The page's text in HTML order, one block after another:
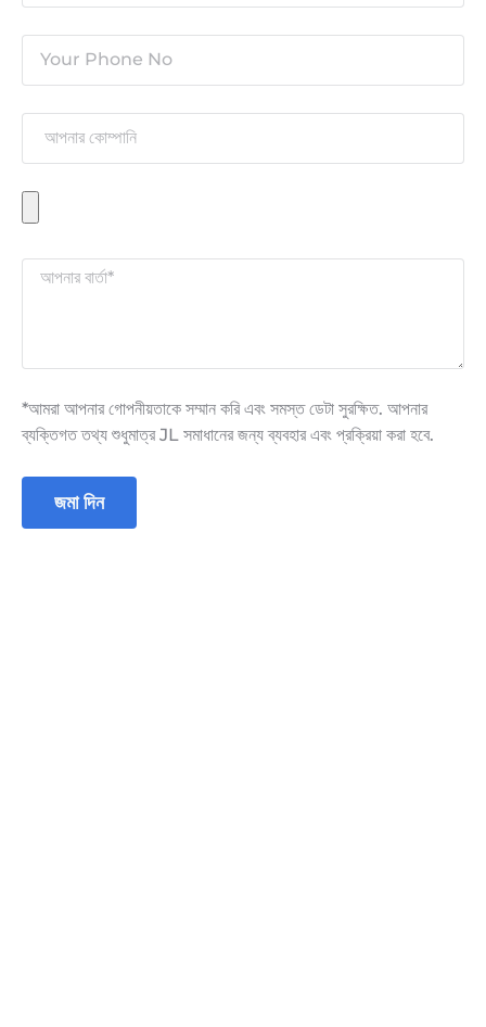
*আমরা আপনার গোপনীয়তাকে সম্মান করি এবং সমস্ত ডেটা সুরক্ষিত. আপনার
ব্যক্তিগত তথ্য শুধুমাত্র JL সমাধানের জন্য ব্যবহার এবং প্রক্রিয়া করা হবে.
জমা দিন